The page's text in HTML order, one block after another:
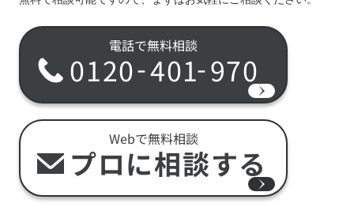
電話で無料相談
0120-401-970
Webで無料相談
プロに相談する